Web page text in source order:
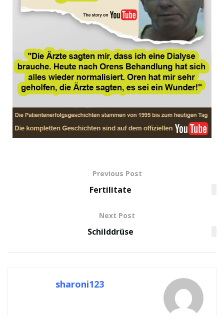
Previous Post
Fertilitate
Next Post
Schilddrüse
sharoni123